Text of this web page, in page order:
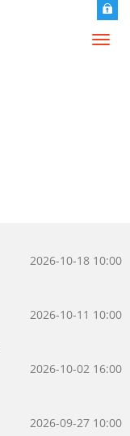
2026-10-18 10:00
2026-10-11 10:00
2026-10-02 16:00
2026-09-27 10:00